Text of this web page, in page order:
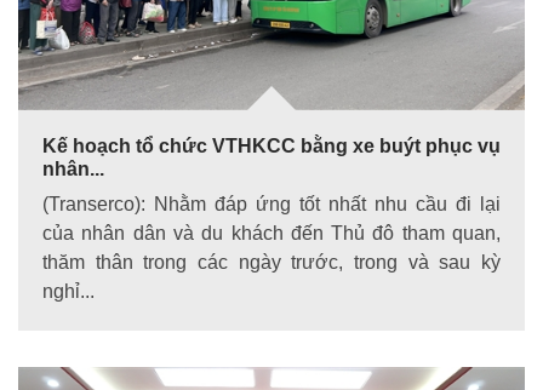
Kế hoạch tổ chức VTHKCC bằng xe buýt phục vụ
nhân...
(Transerco): Nhằm đáp ứng tốt nhất nhu cầu đi lại
của nhân dân và du khách đến Thủ đô tham quan,
thăm thân trong các ngày trước, trong và sau kỳ
nghỉ...